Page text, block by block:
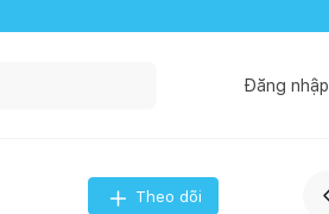
Đăng nhập
Theo dõi